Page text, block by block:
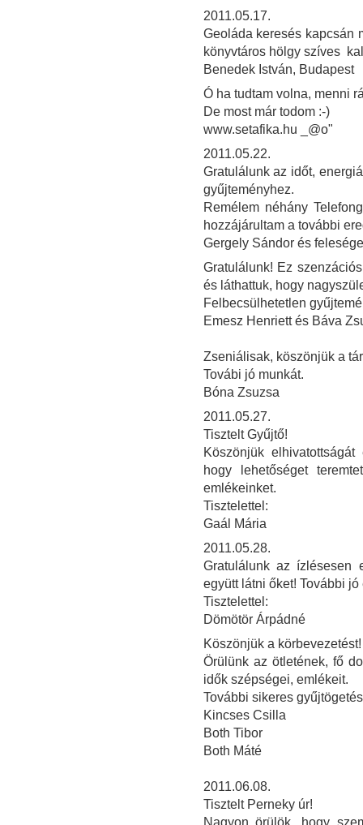
2011.05.17.
Geoláda keresés kapcsán
könyvtáros hölgy szíves
Benedek István, Budapest
Ó ha tudtam volna, menni
De most már todom :-)
www.setafika.hu _@o"
2011.05.22.
Gratulálunk az időt,
gyűjteményhez.
Remélem néhány
hozzájárultam a további
Gergely Sándor és felesége
Gratulálunk! Ez
és láthattuk, hogy
Felbecsülhetetlen
Emesz Henriett és Báva
Zseniálisak, köszönjük a
Továbi jó munkát.
Bóna Zsuzsa
2011.05.27.
Tisztelt Gyűjtő!
Köszönjük
hogy lehetőséget
emlékeinket.
Tisztelettel:
Gaál Mária
2011.05.28.
Gratulálunk az ízlésesen
együtt látni őket! További
Tisztelettel:
Dömötör Árpádné
Köszönjük a körbevezetést!
Örülünk az ötletének, fő
idők szépségei, emlékeit.
További sikeres
Kincses Csilla
Both Tibor
Both Máté
2011.06.08.
Tisztelt Perneky úr!